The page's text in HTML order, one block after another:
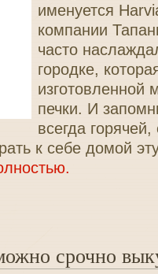
именуется
компании
часто
городке,
изготовленной
печки. И
всегда
к себе домой
срочно